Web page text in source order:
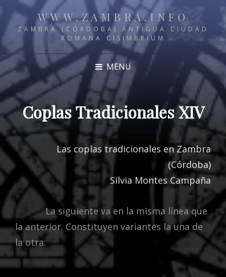
WWW.ZAMBRA.INFO
ZAMBRA (CÓRDOBA) ANTIGUA CIUDAD
ROMANA CISIMBRIUM
MENU
Coplas Tradicionales XIV
Las coplas tradicionales en Zambra
(Córdoba)
Silvia Montes Campaña
La siguiente va en la misma línea que
la anterior. Constituyen variantes la una de
la otra: